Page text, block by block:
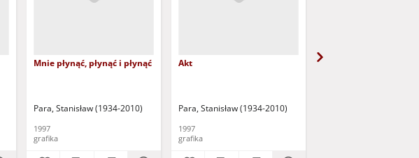
Mnie płynąć, płynąć i płynąć
Para, Stanisław (1934-2010)
1997
grafika
Akt
Para, Stanisław (1934-2010)
1997
grafika